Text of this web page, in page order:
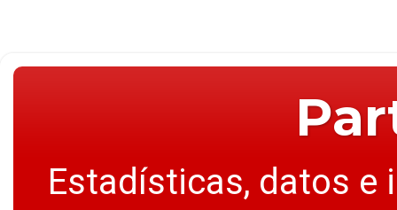
Estadísticas, datos e